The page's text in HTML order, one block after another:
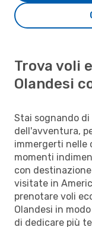
Trova voli
Olandesi
Stai sognando di
dell'avventura,
immergerti nelle
momenti
con
visitate in
prenotare voli
Olandesi in
di dedicare più